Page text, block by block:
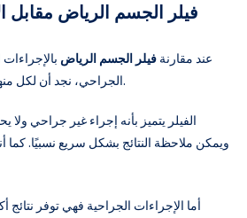
فيلر الجسم الرياض مقابل
عند مقارنة فيلر الجسم الرياض
الجراحي، نجد أن لكل منهما مميزات وعيوب مختلفة.
الفيلر يتميز بأنه إجراء غير جراحي ولا
ويمكن ملاحظة النتائج بشكل سريع نسبيًا. كما
أما الإجراءات الجراحية فهي توفر نتائج